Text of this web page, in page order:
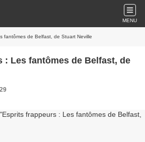
MENU
fantômes de Belfast, de Stuart Neville
: Les fantômes de Belfast, de